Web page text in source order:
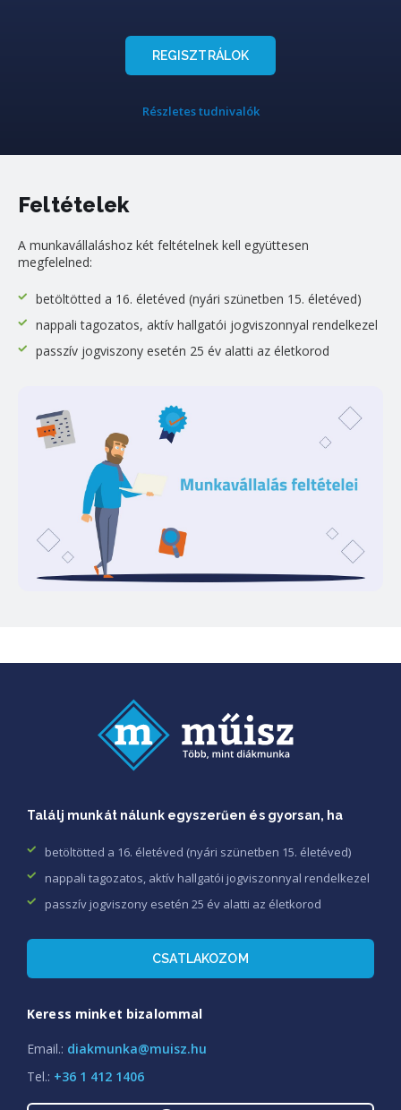
REGISZTRÁLOK
Részletes tudnivalók
Feltételek
A munkavállaláshoz két feltételnek kell együttesen
megfelelned:
betöltötted a 16. életéved (nyári szünetben 15. életéved)
nappali tagozatos, aktív hallgatói jogviszonnyal rendelkezel
passzív jogviszony esetén 25 év alatti az életkorod
Találj munkát nálunk egyszerűen és gyorsan, ha
betöltötted a 16. életéved (nyári szünetben 15. életéved)
nappali tagozatos, aktív hallgatói jogviszonnyal rendelkezel
passzív jogviszony esetén 25 év alatti az életkorod
CSATLAKOZOM
Keress minket bizalommal
Email.: diakmunka@muisz.hu
Tel.: +36 1 412 1406